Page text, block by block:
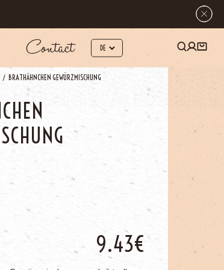
Contact
BRATHÄHNCHEN GEWÜRZMISCHUNG
9.43€